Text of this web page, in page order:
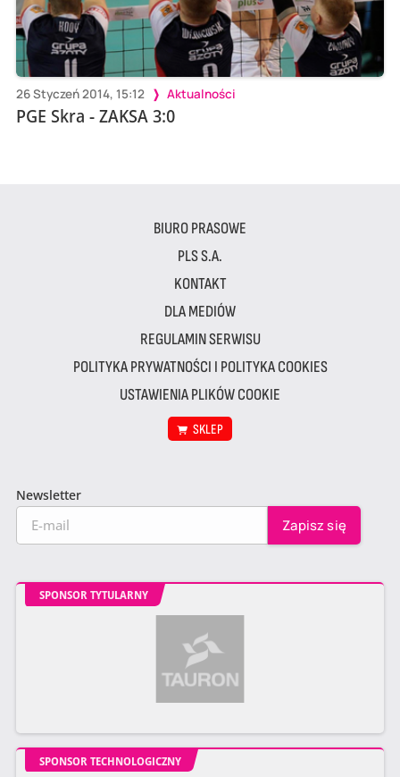
26 Styczeń 2014, 15:12 Aktualności
PGE Skra - ZAKSA 3:0
BIURO PRASOWE
PLS S.A.
KONTAKT
DLA MEDIÓW
REGULAMIN SERWISU
POLITYKA PRYWATNOŚCI I POLITYKA COOKIES
USTAWIENIA PLIKÓW COOKIE
SKLEP
Newsletter
SPONSOR TYTULARNY
SPONSOR TECHNOLOGICZNY